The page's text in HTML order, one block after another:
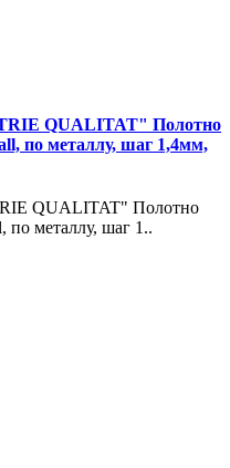
QUALITAT" Полотно
по металлу, шаг 1,4мм,
QUALITAT" Полотно
по металлу, шаг 1..